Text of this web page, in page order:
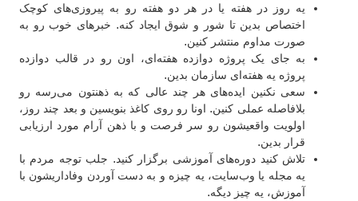
یه روز در هفته یا در هر دو هفته رو به پیروزی‌های کوچک
اختصاص بدین تا شور و شوق ایجاد کنه. خبرهای خوب رو به
صورت مداوم منتشر کنین.
به جای یک پروژه دوازده هفته‌ای، اون رو در قالب دوازده
پروژه یه هفته‌ای سازمان بدین.
سعی نکنین ایده‌های هر چند عالی که به ذهنتون می‌رسه رو
بلافاصله عملی کنین. اونا رو روی کاغذ بنویسین و بعد چند روز،
اولویت واقعیشون رو سر فرصت و با ذهن آرام مورد ارزیابی
قرار بدین.
تلاش کنید دوره‌های آموزشی برگزار کنید. جلب توجه مردم با
یه مجله یا وب‌سایت، یه چیزه و به دست آوردن وفاداریشون با
آموزش، یه چیز دیگه.